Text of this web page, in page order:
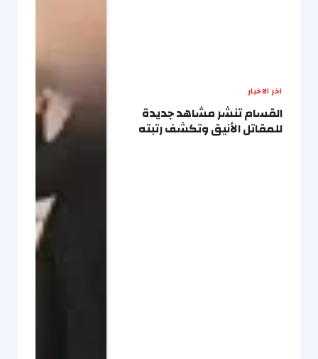
اخر الاخبار
القسام تنشر مشاهد جديدة
للمقاتل الأنيق وتكشف رتبته